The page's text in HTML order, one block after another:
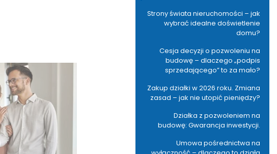
Strony świata nieruchomości – jak
wybrać idealne doświetlenie
domu?
Cesja decyzji o pozwoleniu na
budowę – dlaczego „podpis
sprzedającego” to za mało?
Zakup działki w 2026 roku. Zmiana
zasad – jak nie utopić pieniędzy?
Działka z pozwoleniem na
budowę: Gwarancja inwestycji.
Umowa pośrednictwa na